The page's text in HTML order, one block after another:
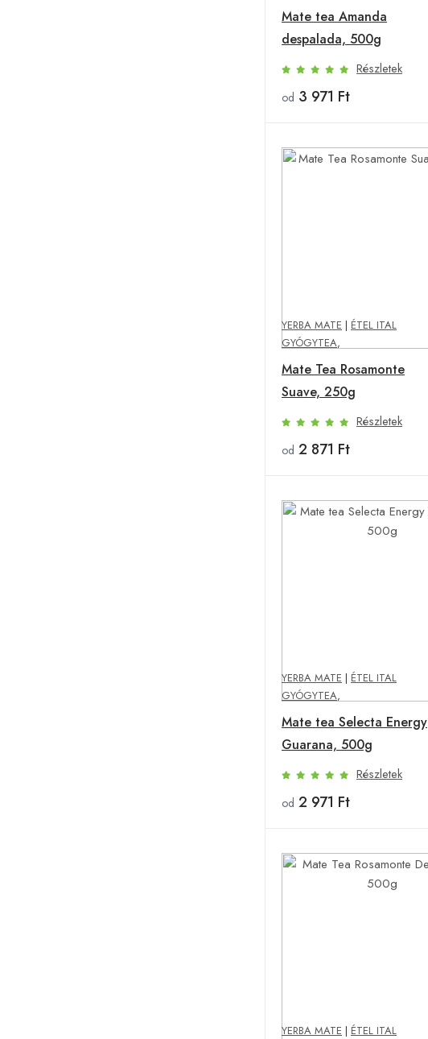
Mate tea Amanda
despalada, 500g
Részletek
od 3 971 Ft
YERBA MATE | ÉTEL ITAL
GYÓGYTEA,
Mate Tea Rosamonte
Suave, 250g
Részletek
od 2 871 Ft
YERBA MATE | ÉTEL ITAL
GYÓGYTEA,
Mate tea Selecta Energy
Guarana, 500g
Részletek
od 2 971 Ft
YERBA MATE | ÉTEL ITAL